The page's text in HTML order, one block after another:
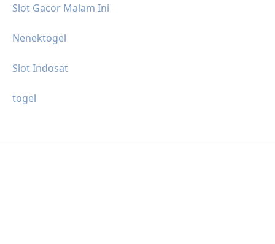
Slot Gacor Malam Ini
Nenektogel
Slot Indosat
togel